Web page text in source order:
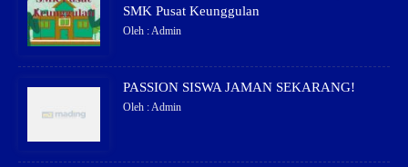
SMK Pusat Keunggulan
Oleh : Admin
PASSION SISWA JAMAN SEKARANG!
Oleh : Admin